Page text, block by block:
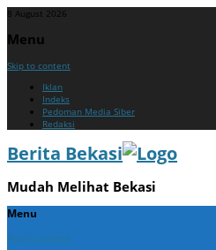
8 August 2026
Menu
Skip to content
Iklan
Indeks
Pedoman Media Siber
Redaksi
Berita Bekasi
Mudah Melihat Bekasi
Menu
Skip to content